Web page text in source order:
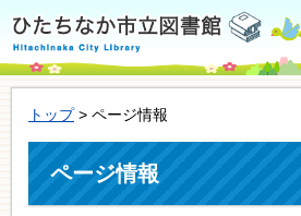
トップ> ページ情報
ページ情報